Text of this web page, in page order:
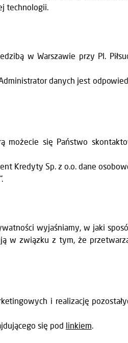
technologii.
w Warszawie przy Pl.
danych jest
możecie się Państwo
Kredyty Sp. z o.o. dane
wyjaśniamy, w jaki
w związku z tym, że
i realizację
się pod linkiem.